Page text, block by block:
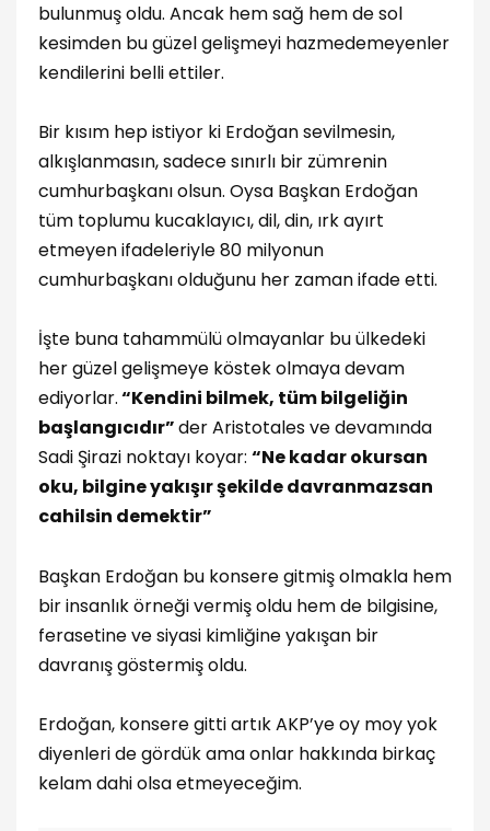
bulunmuş oldu. Ancak hem sağ hem de sol
kesimden bu güzel gelişmeyi hazmedemeyenler
kendilerini belli ettiler.
Bir kısım hep istiyor ki Erdoğan sevilmesin,
alkışlanmasın, sadece sınırlı bir zümrenin
cumhurbaşkanı olsun. Oysa Başkan Erdoğan
tüm toplumu kucaklayıcı, dil, din, ırk ayırt
etmeyen ifadeleriyle 80 milyonun
cumhurbaşkanı olduğunu her zaman ifade etti.
İşte buna tahammülü olmayanlar bu ülkedeki
her güzel gelişmeye köstek olmaya devam
ediyorlar.“Kendini bilmek, tüm bilgeliğin
başlangıcıdır”der Aristotales ve devamında
Sadi Şirazi noktayı koyar: “Ne kadar okursan
oku, bilgine yakışır şekilde davranmazsan
cahilsin demektir”
Başkan Erdoğan bu konsere gitmiş olmakla hem
bir insanlık örneği vermiş oldu hem de bilgisine,
ferasetine ve siyasi kimliğine yakışan bir
davranış göstermiş oldu.
Erdoğan, konsere gitti artık AKP’ye oy moy yok
diyenleri de gördük ama onlar hakkında birkaç
kelam dahi olsa etmeyeceğim.